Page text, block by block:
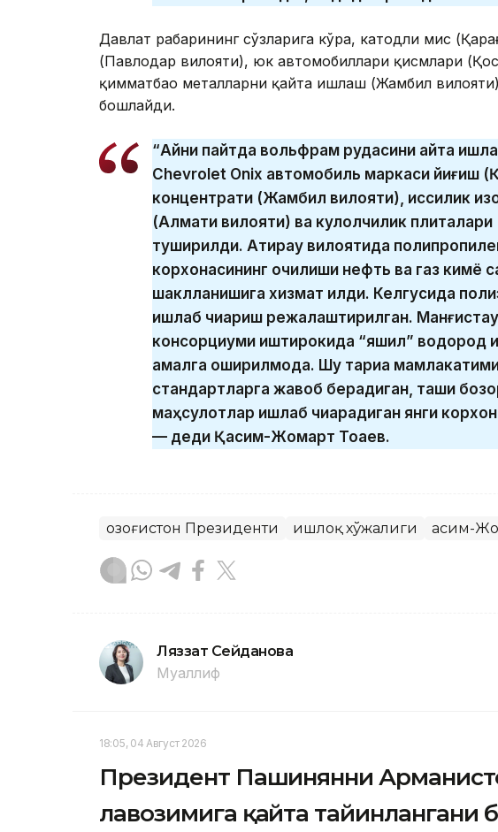
Давлат раҳбарининг сўзларига кўра, катодли мис
(Павлодар вилояти), юк автомобиллари қисмлари
қимматбаҳо металларни қайта ишлаш (Жамбил
бошлайди.
“Айни пайтда вольфрам рудасини қайта
Chevrolet Onix автомобиль маркаси йиғиш
концентрати (Жамбил вилояти), иссиқлик
(Алмати вилояти) ва кулолчилик
туширилди. Атирау вилоятида
корхонасининг очилиши нефть ва газ кимё
шаклланишига хизмат қилди. Келгусида
ишлаб чиқариш режалаштирилган.
консорциуми иштирокида “яшил” водород
амалга оширилмоқда. Шу тариқа
стандартларга жавоб берадиган, ташқи
маҳсулотлар ишлаб чиқарадиган янги
— деди Қасим-Жомарт Тоқаев.
Қозоғистон Президенти Қишлоқ хўжалиги Қасим-
Ляззат Сейданова
Муаллиф
18:05, 04 Август 2026
Президент Пашинянни
лавозимига қайта тайинлангани